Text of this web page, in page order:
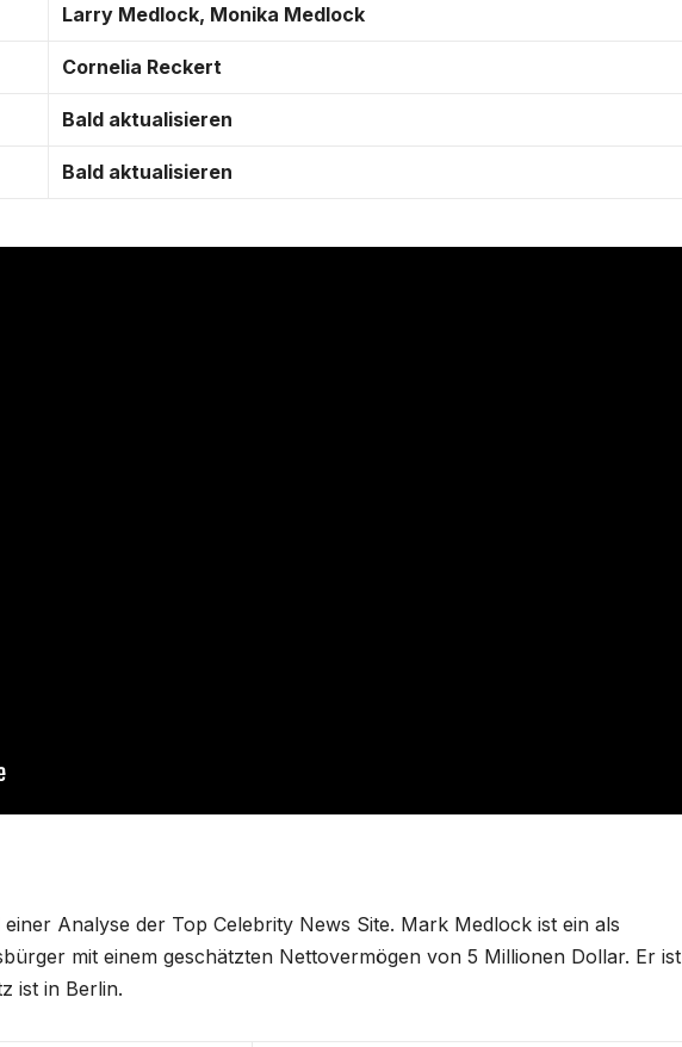
Larry Medlock, Monika Medlock
Cornelia Reckert
Bald aktualisieren
Bald aktualisieren
Analyse der Top Celebrity News Site. Mark Medlock ist ein als
mit einem geschätzten Nettovermögen von 5 Millionen Dollar. Er ist
ist in Berlin.